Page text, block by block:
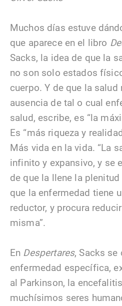
Muchos días estuve
que aparece en el libro
Sacks, la idea de que la
no son solo estados
cuerpo. Y de que la salud
ausencia de tal o cual
salud, escribe, es “la
Es “más riqueza y
Más vida en la vida. “La
infinito y expansivo, y se
de que la llene la
que la enfermedad tiene
reductor, y procura
misma”.
En Despertares, Sacks se
enfermedad específica,
al Parkinson, la
muchísimos seres